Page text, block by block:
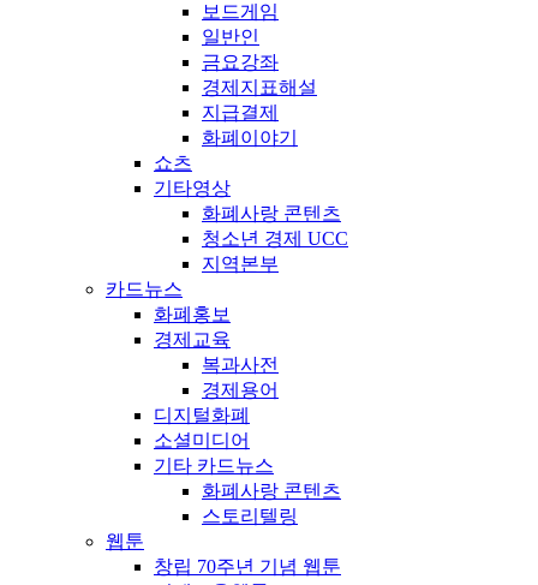
보드게임
일반인
금요강좌
경제지표해설
지급결제
화폐이야기
쇼츠
기타영상
화폐사랑 콘텐츠
청소년 경제 UCC
지역본부
카드뉴스
화폐홍보
경제교육
복과사전
경제용어
디지털화폐
소셜미디어
기타 카드뉴스
화폐사랑 콘텐츠
스토리텔링
웹툰
창립 70주년 기념 웹툰